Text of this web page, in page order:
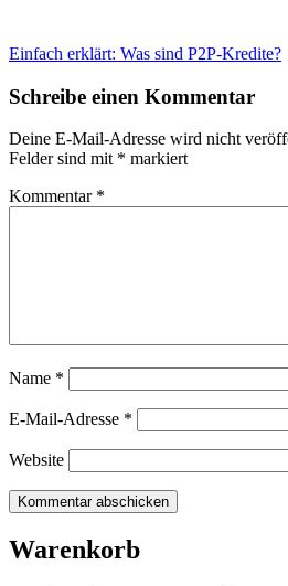
Beitragsnavigation
Einfach erklärt: Was sind P2P-Kredite?
Schreibe einen Kommentar
Deine E-Mail-Adresse wird nicht
Felder sind mit * markiert
Kommentar *
Name *
E-Mail-Adresse *
Website
Warenkorb